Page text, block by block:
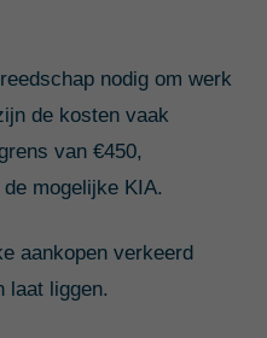
nodig om werk
de kosten vaak
van €450,
mogelijke KIA.
aankopen verkeerd
laat liggen.